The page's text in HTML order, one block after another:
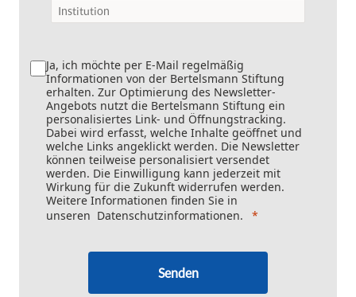
Ja, ich möchte per E-Mail regelmäßig
Informationen von der Bertelsmann Stiftung
erhalten. Zur Optimierung des Newsletter-
Angebots nutzt die Bertelsmann Stiftung ein
personalisiertes Link- und Öffnungstracking.
Dabei wird erfasst, welche Inhalte geöffnet und
welche Links angeklickt werden. Die Newsletter
können teilweise personalisiert versendet
werden. Die Einwilligung kann jederzeit mit
Wirkung für die Zukunft widerrufen werden.
Weitere Informationen finden Sie in
unseren Datenschutzinformationen.
Senden